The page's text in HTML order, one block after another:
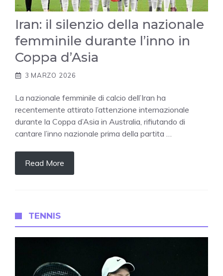
Iran: il silenzio della nazionale
femminile durante l’inno in
Coppa d’Asia
3 MARZO 2026
La nazionale femminile di calcio dell’Iran ha
recentemente attirato l’attenzione internazionale
durante la Coppa d’Asia in Australia, rifiutando di
cantare l’inno nazionale prima della partita …
Read More
TENNIS